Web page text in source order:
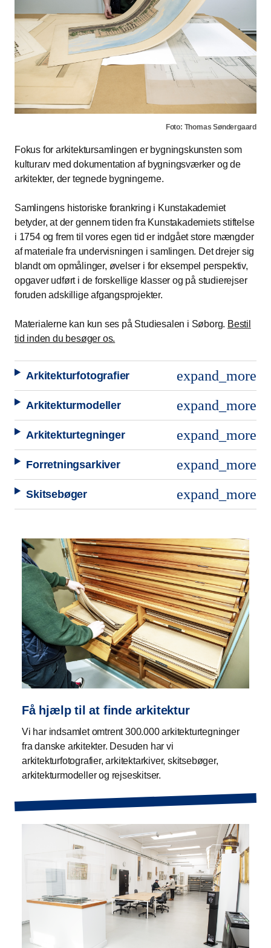
Foto: Thomas Søndergaard
Fokus for arkitektursamlingen er bygningskunsten som
kulturarv med dokumentation af bygningsværker og de
arkitekter, der tegnede bygningerne.
Samlingens historiske forankring i Kunstakademiet
betyder, at der gennem tiden fra Kunstakademiets stiftelse
i 1754 og frem til vores egen tid er indgået store mængder
af materiale fra undervisningen i samlingen. Det drejer sig
blandt om opmålinger, øvelser i for eksempel perspektiv,
opgaver udført i de forskellige klasser og på studierejser
foruden adskillige afgangsprojekter.
Materialerne kan kun ses på Studiesalen i Søborg. Bestil
tid inden du besøger os.
Arkitekturfotografier expand_more
Arkitekturmodeller expand_more
Arkitekturtegninger expand_more
Forretningsarkiver expand_more
Skitsebøger expand_more
Få hjælp til at finde arkitektur
Vi har indsamlet omtrent 300.000 arkitekturtegninger
fra danske arkitekter. Desuden har vi
arkitekturfotografier, arkitektarkiver, skitsebøger,
arkitekturmodeller og rejseskitser.